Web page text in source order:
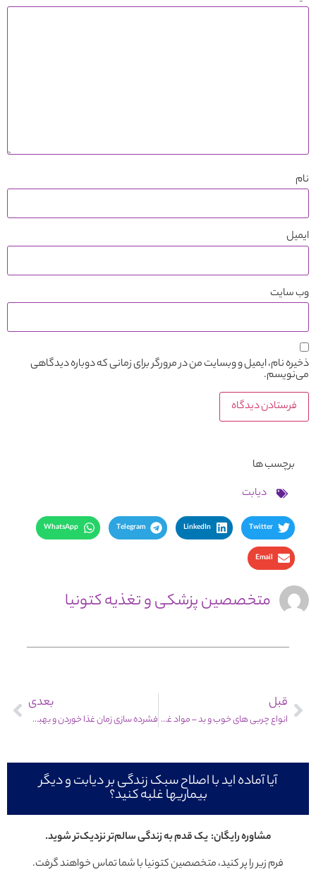
نام
ایمیل
وب‌ سایت
ذخیره نام، ایمیل و وبسایت من در مرورگر برای زمانی که دوباره دیدگاهی
می‌نویسم.
برچسب ها
دیابت
Twitter
LinkedIn
Telegram
WhatsApp
Email
متخصصین پزشکی و تغذیه کتونیا
قبل
انواع چربی های خوب و بد – مواد غذایی مورد نیاز بدن (4/2)
بعدی
فشرده سازی زمان غذا خوردن و بهبود متابولیسم
آیا آماده اید با اصلاح سبک زندگی بر دیابت و دیگر
بیماریها غلبه کنید؟
مشاوره رایگان: یک قدم به زندگی سالم‌تر نزدیک‌تر شوید.
فرم زیر را پر کنید، متخصصین کتونیا با شما تماس خواهند گرفت.